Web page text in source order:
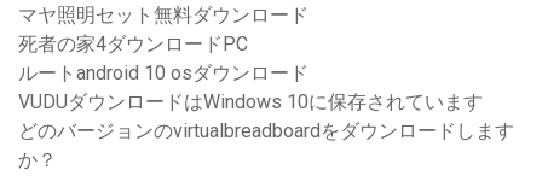
マヤ照明セット無料ダウンロード
死者の家4ダウンロードPC
ルートandroid 10 osダウンロード
VUDUダウンロードはWindows 10に保存されています
どのバージョンのvirtualbreadboardをダウンロードします
か？